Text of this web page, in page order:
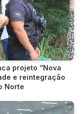
projeto “Nova
e reintegração
Norte